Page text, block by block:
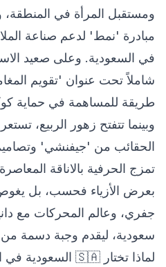
ومستقبل المرأة في المنطقة،
مبادرة 'نمط' لدعم صناعة
في السعودية. وعلى صعيد
طريقة للمساهمة في حماية
وبينما تتفتح زهور الربيع،
الحقائب من 'جيفنشي'
تمزج الحرفية بالاناقة
بعرض الأزياء فحسب، بل
جفري، وعالم المحركات مع
سعودية، ليقدم وجبة دسمة من
لماذا تختار 🇸🇦 السعودية في المنطقة؟